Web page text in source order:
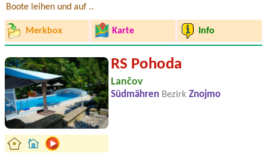
Boote leihen und auf ..
Merkbox Karte Info
RS Pohoda
Lančov
Südmähren Bezirk Znojmo